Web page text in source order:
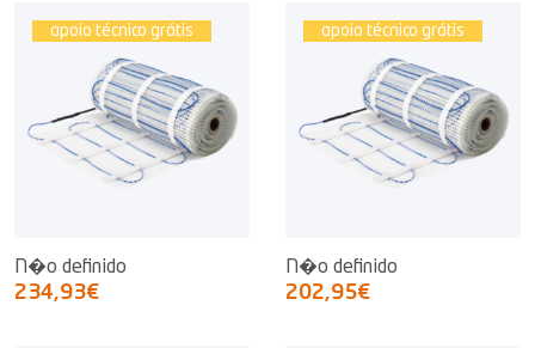
apoio técnico grátis
N�o definido
234,93€
apoio técnico grátis
N�o definido
202,95€